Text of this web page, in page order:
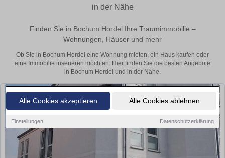
Alle Cookies akzeptieren Alle Cookies ablehnen
Einstellungen Datenschutzerklärung
in der Nähe
Finden Sie in Bochum Hordel Ihre Traumimmobilie –
Wohnungen, Häuser und mehr
Ob Sie in Bochum Hordel eine Wohnung mieten, ein Haus kaufen oder
eine Immobilie inserieren möchten: Hier finden Sie die besten Angebote
in Bochum Hordel und in der Nähe.